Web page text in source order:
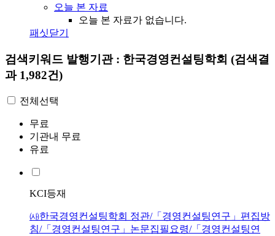
오늘 본 자료
오늘 본 자료가 없습니다.
패싯닫기
검색키워드 발행기관 : 한국경영컨설팅학회 (검색결
과 1,982건)
전체선택
무료
기관내 무료
유료
KCI등재
㈔한국경영컨설팅학회 정관/「경영컨설팅연구」편집방
침/「경영컨설팅연구」논문집필요령/「경영컨설팅연